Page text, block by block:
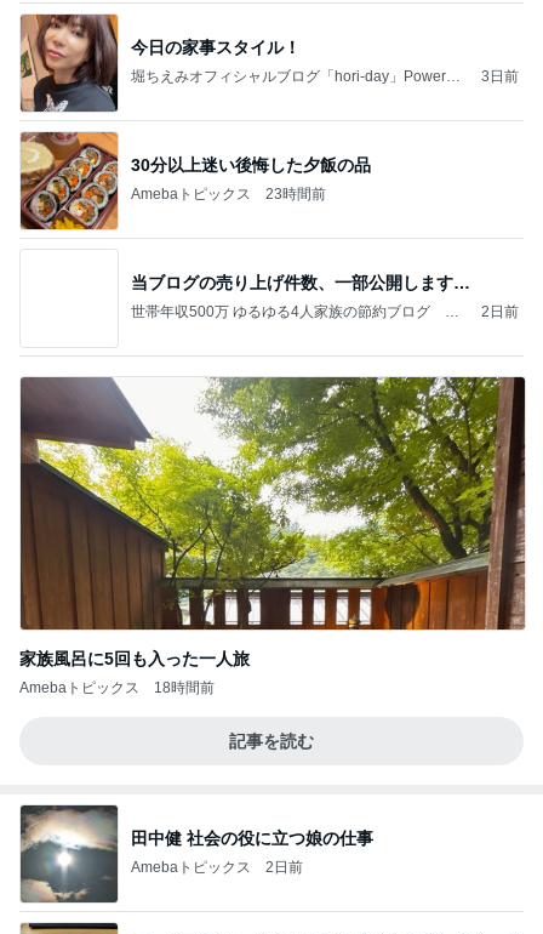
今日の家事スタイル！
堀ちえみオフィシャルブログ「hori-day」Powered
3日前
30分以上迷い後悔した夕飯の品
Amebaトピックス 23時間前
当ブログの売り上げ件数、一部公開します…
世帯年収500万 ゆるゆる4人家族の節約ブログ 〜
2日前
家族風呂に5回も入った一人旅
Amebaトピックス 18時間前
記事を読む
田中健 社会の役に立つ娘の仕事
Amebaトピックス 2日前